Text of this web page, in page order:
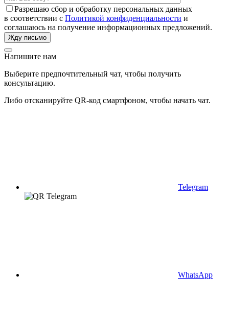
Разрешаю сбор и обработку персональных данных
в соответствии с Политикой конфиденциальности и
соглашаюсь на получение информационных предложений.
Напишите нам
Выберите предпочтительный чат, чтобы получить
консультацию.
Либо отсканируйте QR-код смартфоном, чтобы начать чат.
Telegram
WhatsApp